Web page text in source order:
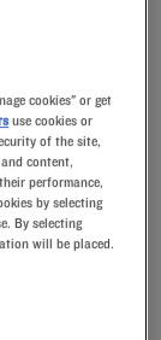
stad van
vanuit
Les
cookies" or get
use cookies or
of the site,
content,
performance,
by selecting
By selecting
will be placed.